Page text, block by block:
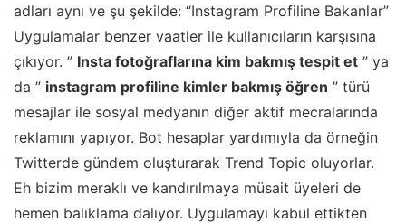
adları aynı ve şu şekilde: “Instagram Profiline Bakanlar”
Uygulamalar benzer vaatler ile kullanıcıların karşısına
çıkıyor. ” Insta fotoğraflarına kim bakmış tespit et ” ya
da ” instagram profiline kimler bakmış öğren ” türü
mesajlar ile sosyal medyanın diğer aktif mecralarında
reklamını yapıyor. Bot hesaplar yardımıyla da örneğin
Twitterde gündem oluşturarak Trend Topic oluyorlar.
Eh bizim meraklı ve kandırılmaya müsait üyeleri de
hemen balıklama dalıyor. Uygulamayı kabul ettikten